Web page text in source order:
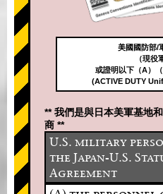
美國國防部/
（現役
或證明以下（A）
(ACTIVE DUTY
** 我們是與日本美軍基地
商 **
U.S. military
the Japan-U.S.
Agreement